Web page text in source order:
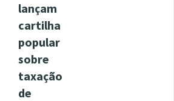
lançam
cartilha
popular
sobre
taxação
de